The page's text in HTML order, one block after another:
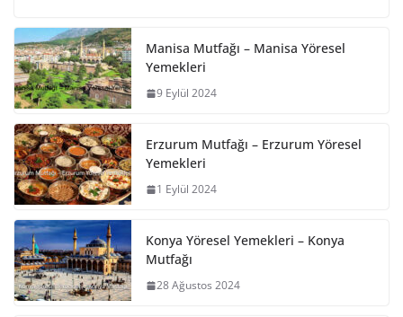
Manisa Mutfağı – Manisa Yöresel
Yemekleri
9 Eylül 2024
Erzurum Mutfağı – Erzurum Yöresel
Yemekleri
1 Eylül 2024
Konya Yöresel Yemekleri – Konya
Mutfağı
28 Ağustos 2024